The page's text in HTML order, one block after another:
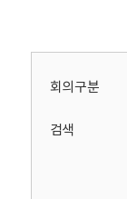
회
회의구분
검색